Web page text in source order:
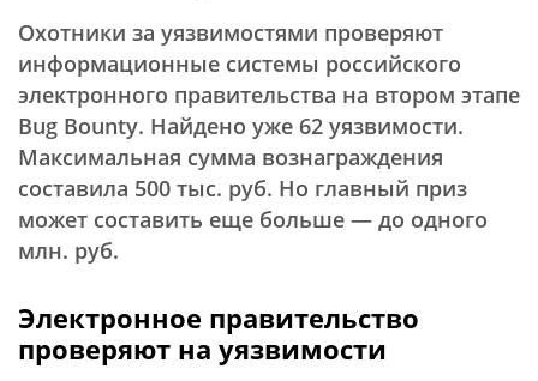
Охотники за уязвимостями проверяют
информационные системы российского
электронного правительства на втором этапе
Bug Bounty. Найдено уже 62 уязвимости.
Максимальная сумма вознаграждения
составила 500 тыс. руб. Но главный приз
может составить еще больше — до одного
млн. руб.
Электронное правительство
проверяют на уязвимости